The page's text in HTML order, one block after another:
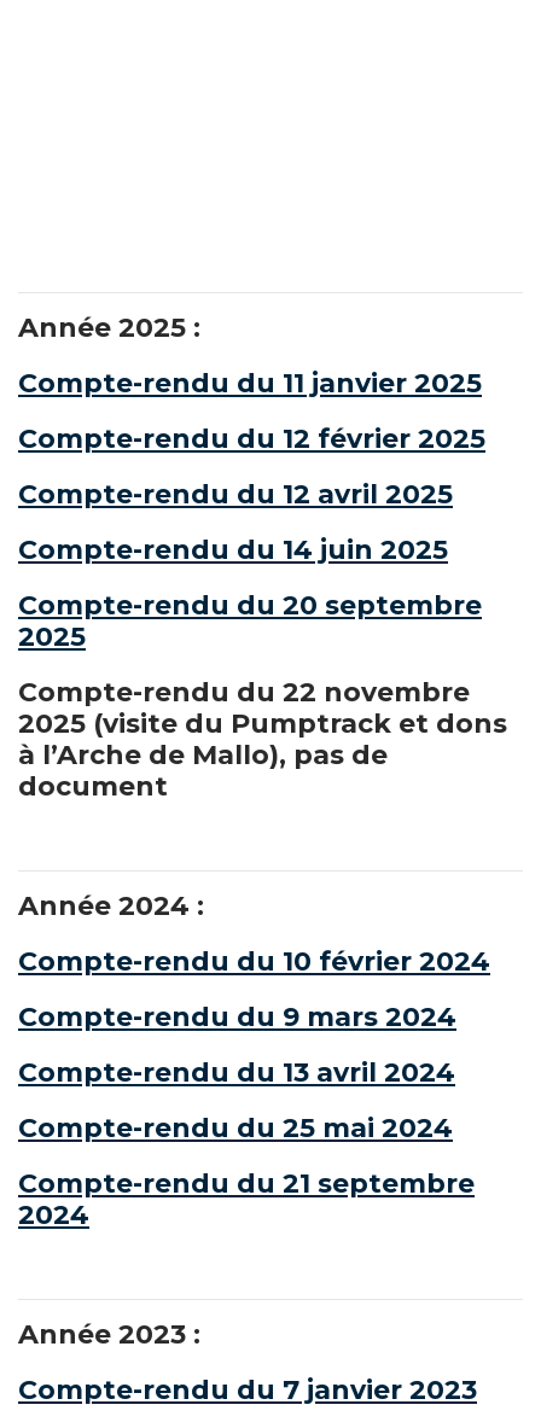
Année 2025 :
Compte-rendu du 11 janvier 2025
Compte-rendu du 12 février 2025
Compte-rendu du 12 avril 2025
Compte-rendu du 14 juin 2025
Compte-rendu du 20 septembre
2025
Compte-rendu du 22 novembre
2025 (visite du Pumptrack et dons
à l’Arche de Mallo), pas de
document
Année 2024 :
Compte-rendu du 10 février 2024
Compte-rendu du 9 mars 2024
Compte-rendu du 13 avril 2024
Compte-rendu du 25 mai 2024
Compte-rendu du 21 septembre
2024
Année 2023 :
Compte-rendu du 7 janvier 2023